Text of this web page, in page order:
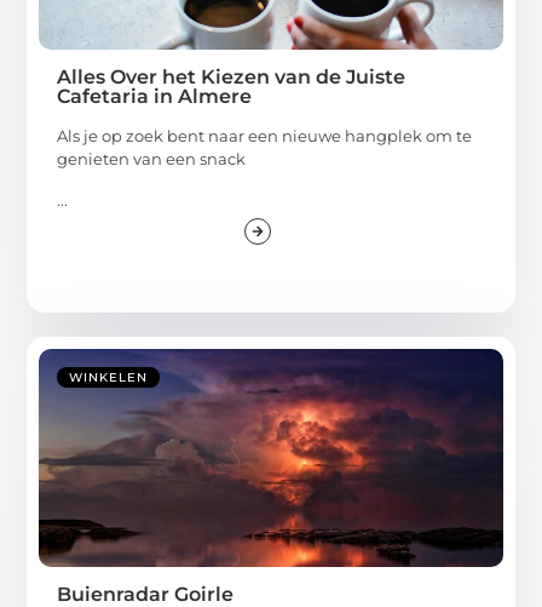
Alles Over het Kiezen van de Juiste
Cafetaria in Almere
Als je op zoek bent naar een nieuwe hangplek om te
genieten van een snack
...
WINKELEN
Buienradar Goirle